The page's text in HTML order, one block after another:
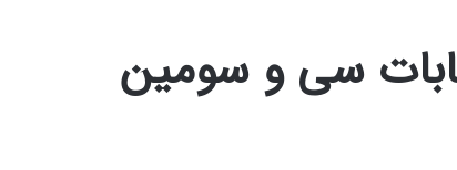
سی و سومین